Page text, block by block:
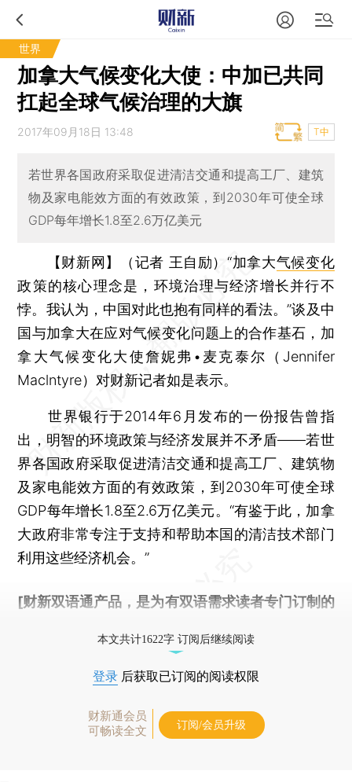
世界
加拿大气候变化大使：中加已共同
扛起全球气候治理的大旗
2017年09月18日 13:48 T中
若世界各国政府采取促进清洁交通和提高工厂、建筑
物及家电能效方面的有效政策，到2030年可使全球
GDP每年增长1.8至2.6万亿美元
【财新网】（记者 王自励）“加拿大气候变化
政策的核心理念是，环境治理与经济增长并行不
悖。我认为，中国对此也抱有同样的看法。”谈及中
国与加拿大在应对气候变化问题上的合作基石，加
拿大气候变化大使詹妮弗•麦克泰尔（Jennifer
Maclntyre）对财新记者如是表示。
世界银行于2014年6月发布的一份报告曾指
出，明智的环境政策与经济发展并不矛盾——若世
界各国政府采取促进清洁交通和提高工厂、建筑物
及家电能效方面的有效政策，到2030年可使全球
GDP每年增长1.8至2.6万亿美元。“有鉴于此，加拿
大政府非常专注于支持和帮助本国的清洁技术部门
利用这些经济机会。”
[财新双语通产品，是为有双语需求读者专门订制的
本文共计1622字 订阅后继续阅读
登录 后获取已订阅的阅读权限
财新通会员
可畅读全文
订阅/会员升级